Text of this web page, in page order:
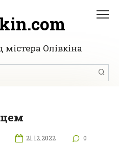
містера Олівкіна
21.12.2022 0